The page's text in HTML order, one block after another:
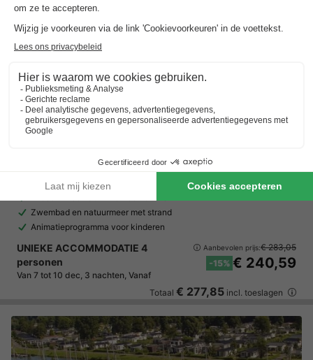
8.4 Zeer goed
Zwembad en natuurmeer met strand
Animatieprogramma voor kinderen
UNIEKE ACCOMMODATIE 4
personen
Van 7 tot 10 dec, 3 nachten, Vanaf
Aanbevolen prijs:€ 283,05
-15% € 240,59
Totaal € 277,85 incl. toeslagen